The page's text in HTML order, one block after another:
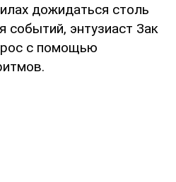
дожидаться столь
событий, энтузиаст Зак
с помощью